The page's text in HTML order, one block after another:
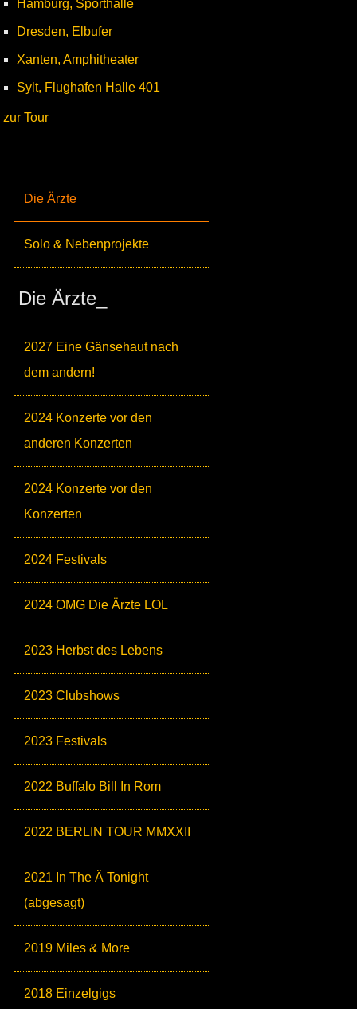
Die Ärzte
Solo & Nebenprojekte
Die Ärzte_
2027 Eine Gänsehaut nach
dem andern!
2024 Konzerte vor den
anderen Konzerten
2024 Konzerte vor den
Konzerten
2024 Festivals
2024 OMG Die Ärzte LOL
2023 Herbst des Lebens
2023 Clubshows
2023 Festivals
2022 Buffalo Bill In Rom
2022 BERLIN TOUR MMXXII
2021 In The Ä Tonight
(abgesagt)
2019 Miles & More
2018 Einzelgigs
Hamburg, Sporthalle
Dresden, Elbufer
Xanten, Amphitheater
Sylt, Flughafen Halle 401
zur Tour